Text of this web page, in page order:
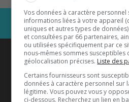
Coyote New
également sur
Écoutez-
Vos données à caractère
informations liées à votre appareil
uniques et autres types de
et consultées par 66 partenaires,
ou utilisées spécifiquement par ce
nous-mêmes sommes
géolocalisation précises. Liste des
Certains fournisseurs sont
données à caractère personnel sur
légitime. Vous pouvez vous y
ci-dessous. Recherchez un lien en